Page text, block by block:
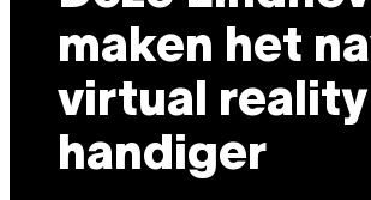
maken het
virtual
handiger